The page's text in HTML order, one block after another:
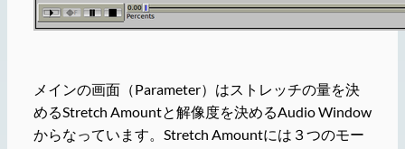
メインの画面（Parameter）はストレッチの量を決
めるStretch Amountと解像度を決めるAudio Window
からなっています。Stretch Amountには３つのモー